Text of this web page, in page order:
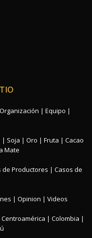
Organización | Equipo |
| Soja | Oro | Fruta | Cacao
Mate
de Productores | Casos de
| Opinion | Videos
Centroamérica | Colombia |